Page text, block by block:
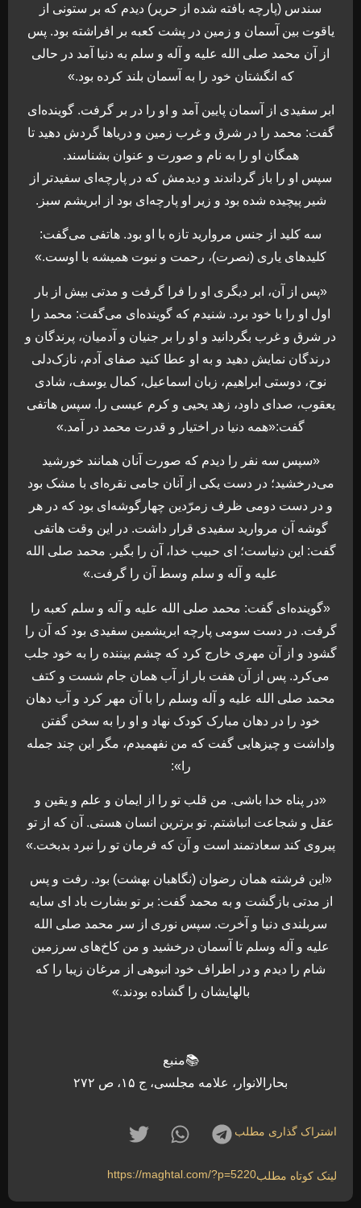
سندس (پارچه بافته شده از حریر) دیدم که بر ستونی از
یاقوت بین آسمان و زمین در پشت کعبه بر افراشته بود. پس
از آن محمد صلی الله علیه و آله و سلم به دنیا آمد در حالی
که انگشتان خود را به آسمان بلند کرده بود.»
ابر سفیدی از آسمان پایین آمد و او را در بر گرفت. گوینده‌ای
گفت: محمد را در شرق و غرب زمین و دریاها گردش دهید تا
همگان او را به نام و صورت و عنوان بشناسند.
سپس او را باز گرداندند و دیدمش که در پارچه‌ای سفیدتر از
شیر پیچیده شده بود و زیر او پارچه‌ای بود از ابریشم سبز.
سه کلید از جنس مروارید تازه با او بود. هاتفی می‌گفت:
کلیدهای یاری (نصرت)، رحمت و نبوت همیشه با اوست.»
«پس از آن، ابر دیگری او را فرا گرفت و مدتی بیش از بار
اول او را با خود برد. شنیدم که گوینده‌ای می‌گفت: محمد را
در شرق و غرب بگردانید و او را بر جنیان و آدمیان، پرندگان و
درندگان نمایش دهید و به او عطا کنید صفای آدم، نازک‌دلی
نوح، دوستی ابراهیم، زبان اسماعیل، کمال یوسف، شادی
یعقوب، صدای داود، زهد یحیی و کرم عیسی را. سپس هاتفی
گفت:«همه دنیا در اختیار و قدرت محمد در آمد.»
«سپس سه نفر را دیدم که صورت آنان همانند خورشید
می‌درخشید؛ در دست یکی از آنان جامی نقره‌ای با مشک بود
و در دست دومی ظرف زمرّدین چهارگوشه‌ای بود که در هر
گوشه آن مروارید سفیدی قرار داشت. در این وقت هاتفی
گفت: این دنیاست؛ ای حبیب خدا، آن را بگیر. محمد صلی الله
علیه و آله و سلم وسط آن را گرفت.»
«گوینده‌ای گفت: محمد صلی الله علیه و آله و سلم کعبه را
گرفت. در دست سومی پارچه ابریشمین سفیدی بود که آن را
گشود و از آن مهری خارج کرد که چشم بیننده را به خود جلب
می‌کرد. پس از آن هفت بار از آب همان جام شست و کتف
محمد صلی الله علیه و آله وسلم را با آن مهر کرد و آب دهان
خود را در دهان مبارک کودک نهاد و او را به سخن گفتن
واداشت و چیزهایی گفت که من نفهمیدم، مگر این چند جمله
را»:
«در پناه خدا باشی. من قلب تو را از ایمان و علم و یقین و
عقل و شجاعت انباشتم. تو برترین انسان هستی. آن که از تو
پیروی کند سعادتمند است و آن که فرمان تو را نبرد بدبخت.»
«این فرشته همان رضوان (نگاهبان بهشت) بود. رفت و پس
از مدتی بازگشت و به محمد گفت: بر تو بشارت باد ای سایه
سربلندی دنیا و آخرت. سپس نوری از سر محمد صلی الله
علیه و آله وسلم تا آسمان درخشید و من کاخ‌های سرزمین
شام را دیدم و در اطراف خود انبوهی از مرغان زیبا را که
بالهایشان را گشاده بودند.»
📚منبع
بحارالانوار، علامه مجلسی، ج ۱۵، ص ۲۷۲
اشتراک گذاری مطلب
لینک کوتاه مطلبhttps://maghtal.com/?p=5220